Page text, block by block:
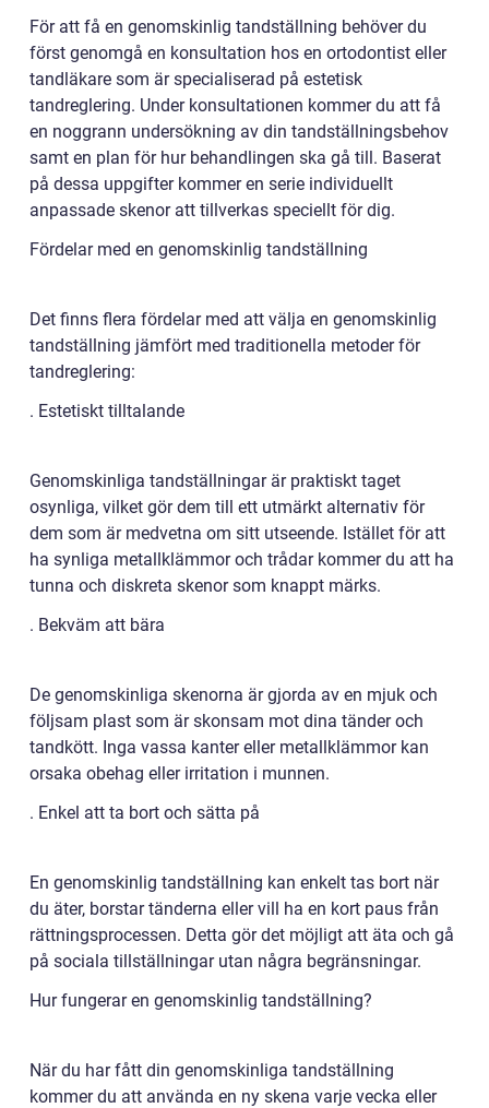
För att få en genomskinlig tandställning behöver du
först genomgå en konsultation hos en ortodontist eller
tandläkare som är specialiserad på estetisk
tandreglering. Under konsultationen kommer du att få
en noggrann undersökning av din tandställningsbehov
samt en plan för hur behandlingen ska gå till. Baserat
på dessa uppgifter kommer en serie individuellt
anpassade skenor att tillverkas speciellt för dig.
Fördelar med en genomskinlig tandställning
Det finns flera fördelar med att välja en genomskinlig
tandställning jämfört med traditionella metoder för
tandreglering:
. Estetiskt tilltalande
Genomskinliga tandställningar är praktiskt taget
osynliga, vilket gör dem till ett utmärkt alternativ för
dem som är medvetna om sitt utseende. Istället för att
ha synliga metallklämmor och trådar kommer du att ha
tunna och diskreta skenor som knappt märks.
. Bekväm att bära
De genomskinliga skenorna är gjorda av en mjuk och
följsam plast som är skonsam mot dina tänder och
tandkött. Inga vassa kanter eller metallklämmor kan
orsaka obehag eller irritation i munnen.
. Enkel att ta bort och sätta på
En genomskinlig tandställning kan enkelt tas bort när
du äter, borstar tänderna eller vill ha en kort paus från
rättningsprocessen. Detta gör det möjligt att äta och gå
på sociala tillställningar utan några begränsningar.
Hur fungerar en genomskinlig tandställning?
När du har fått din genomskinliga tandställning
kommer du att använda en ny skena varje vecka eller